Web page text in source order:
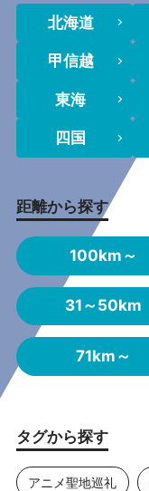
北海道
甲信越
東海
四国
距離から探す
100km～
31～50km
71km～
タグから探す
アニメ聖地巡礼